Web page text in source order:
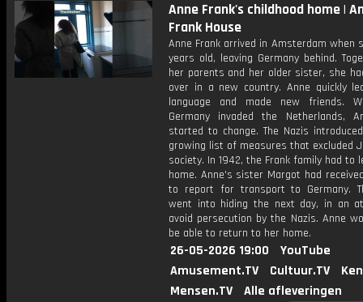
Anne Frank's childhood home |
Frank House
Anne Frank arrived in Amsterdam when
years old, leaving Germany behind.
her parents and her older sister, she
over in a new country. Anne quickly
language and made new friends.
Germany invaded the Netherlands,
started to change. The Nazis
growing list of measures that excluded
society. In 1942, the Frank family had to
home. Anne's sister Margot had
to report for transport to Germany.
went into hiding the next day, in an
avoid persecution by the Nazis. Anne
be able to return to her home.
26-05-2026 19:00
YouTube
Amusement.TV
Cultuur.TV
Mensen.TV
Alle afleveringen